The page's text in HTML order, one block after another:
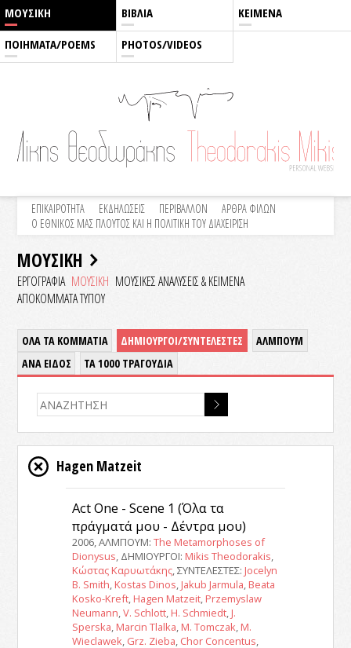
ΜΟΥΣΙΚΗ ΒΙΒΛΙΑ ΚΕΙΜΕΝΑ
ΠΟΙΗΜΑΤΑ/POEMS PHOTOS/VIDEOS
ΕΠΙΚΑΙΡΟΤΗΤΑ ΕΚΔΗΛΩΣΕΙΣ ΠΕΡΙΒΑΛΛΟΝ
ΑΡΘΡΑ ΦΙΛΩΝ
Ο ΕΘΝΙΚΟΣ ΜΑΣ ΠΛΟΥΤΟΣ ΚΑΙ Η ΠΟΛΙΤΙΚΗ ΤΟΥ ΔΙΑΧΕΙΡΙΣΗ
ΜΟΥΣΙΚΗ
ΕΡΓΟΓΡΑΦΙΑ ΜΟΥΣΙΚΗ ΜΟΥΣΙΚΕΣ ΑΝΑΛΥΣΕΙΣ & KEIMENA
ΑΠΟΚΟΜΜΑΤΑ ΤΥΠΟΥ
ΟΛΑ ΤΑ ΚΟΜΜΑΤΙΑ ΔΗΜΙΟΥΡΓΟΙ/ΣΥΝΤΕΛΕΣΤΕΣ
ΑΛΜΠΟΥΜ
ΑΝΑ ΕΙΔΟΣ
ΤΑ 1000 ΤΡΑΓΟΥΔΙΑ
Hagen Matzeit
Act One - Scene 1 (Όλα τα
πράγματά μου - Δέντρα μου)
2006, ΑΛΜΠΟΥΜ: The Metamorphoses of
Dionysus, ΔΗΜΙΟΥΡΓΟΙ: Mikis Theodorakis,
Κώστας Καρυωτάκης, ΣΥΝΤΕΛΕΣΤΕΣ: Jocelyn
B. Smith, Kostas Dinos, Jakub Jarmula, Beata
Kosko-Kreft, Hagen Matzeit, Przemyslaw
Neumann,V. Schlott, H. Schmiedt, J.
Sperska, Marcin Tlalka, M. Tomczak, M.
Wieclawek, Grz. Zieba, Chor Concentus,